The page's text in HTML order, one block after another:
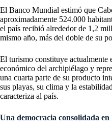
El Banco Mundial estimó que
aproximadamente 524.000
el país recibió alrededor de 1,2
mismo año, más del doble de su
El turismo constituye actualmente
económico del archipiélago y
una cuarta parte de su producto
sus playas, su clima y la
caracteriza al país.
Una democracia consolidada